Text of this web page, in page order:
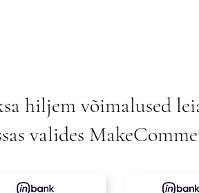
hiljem võimalused
valides